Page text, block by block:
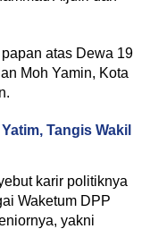
atas Dewa 19
Moh Yamin, Kota
Tangis Wakil
karir politiknya
Waketum DPP
yakni